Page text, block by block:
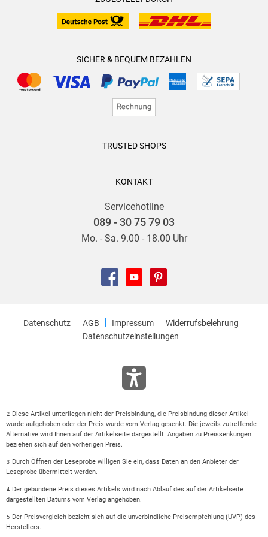
SICHER & BEQUEM BEZAHLEN
TRUSTED SHOPS
KONTAKT
Servicehotline
089 - 30 75 79 03
Mo. - Sa. 9.00 - 18.00 Uhr
Datenschutz AGB Impressum
Widerrufsbelehrung
Datenschutzeinstellungen
2
Diese Artikel unterliegen nicht der Preisbindung, die Preisbindung dieser Artikel
wurde aufgehoben oder der Preis wurde vom Verlag gesenkt. Die jeweils zutreffende
Alternative wird Ihnen auf der Artikelseite dargestellt. Angaben zu Preissenkungen
beziehen sich auf den vorherigen Preis.
3
Durch Öffnen der Leseprobe willigen Sie ein, dass Daten an den Anbieter der
Leseprobe übermittelt werden.
4
Der gebundene Preis dieses Artikels wird nach Ablauf des auf der Artikelseite
dargestellten Datums vom Verlag angehoben.
5
Der Preisvergleich bezieht sich auf die unverbindliche Preisempfehlung (UVP) des
Herstellers.